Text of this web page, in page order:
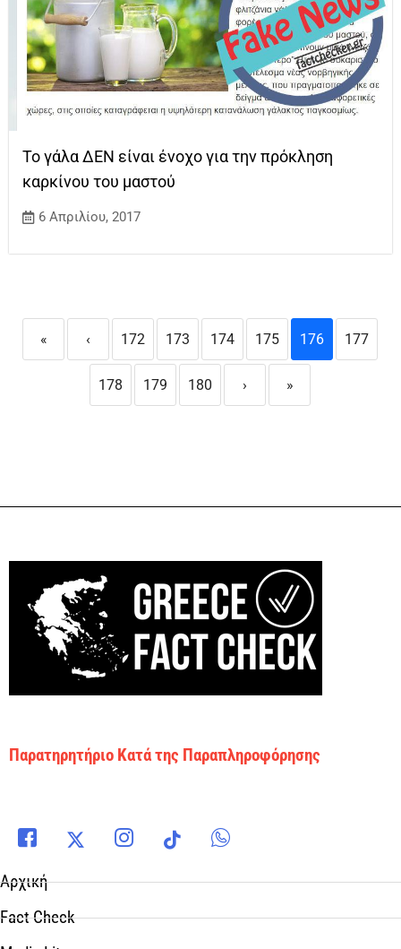
Το γάλα ΔΕΝ είναι ένοχο για την πρόκληση
καρκίνου του μαστού
6 Απριλίου, 2017
« ‹ 172 173 174 175 176 177
178 179 180 › »
Παρατηρητήριο Κατά της Παραπληροφόρησης
Αρχική
Fact Check